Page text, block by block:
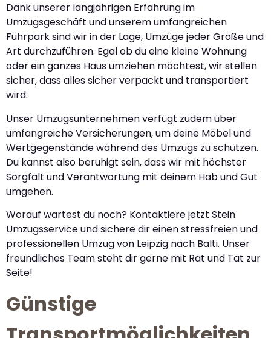
Dank unserer langjährigen Erfahrung im
Umzugsgeschäft und unserem umfangreichen
Fuhrpark sind wir in der Lage, Umzüge jeder Größe und
Art durchzuführen. Egal ob du eine kleine Wohnung
oder ein ganzes Haus umziehen möchtest, wir stellen
sicher, dass alles sicher verpackt und transportiert
wird.
Unser Umzugsunternehmen verfügt zudem über
umfangreiche Versicherungen, um deine Möbel und
Wertgegenstände während des Umzugs zu schützen.
Du kannst also beruhigt sein, dass wir mit höchster
Sorgfalt und Verantwortung mit deinem Hab und Gut
umgehen.
Worauf wartest du noch? Kontaktiere jetzt Stein
Umzugsservice und sichere dir einen stressfreien und
professionellen Umzug von Leipzig nach Balti. Unser
freundliches Team steht dir gerne mit Rat und Tat zur
Seite!
Günstige